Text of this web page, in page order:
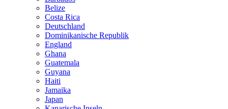
Belize
Costa Rica
Deutschland
Dominikanische Republik
England
Ghana
Guatemala
Guyana
Haiti
Jamaika
Japan